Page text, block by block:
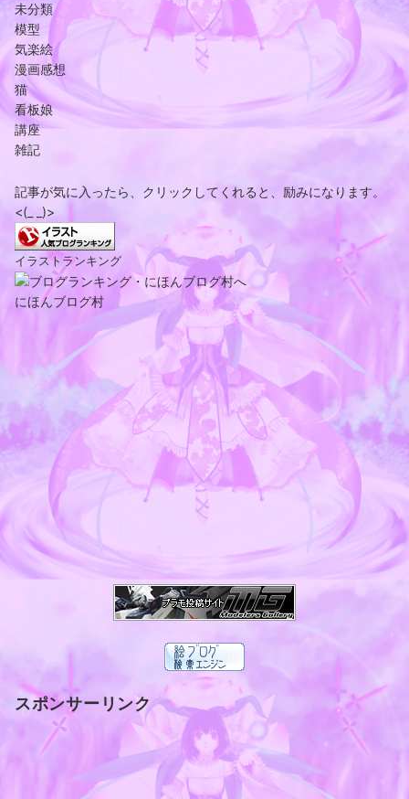
未分類
模型
気楽絵
漫画感想
猫
看板娘
講座
雑記
記事が気に入ったら、クリックしてくれると、励みになります。
<(_ _)>
イラストランキング
にほんブログ村
スポンサーリンク